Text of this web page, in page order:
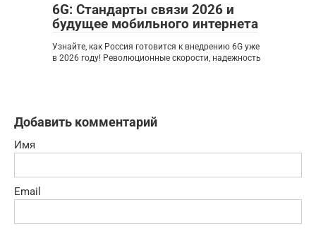
6G: Стандарты связи 2026 и
будущее мобильного интернета
Узнайте, как Россия готовится к внедрению 6G уже
в 2026 году! Революционные скорости, надежность
Добавить комментарий
Имя
Email